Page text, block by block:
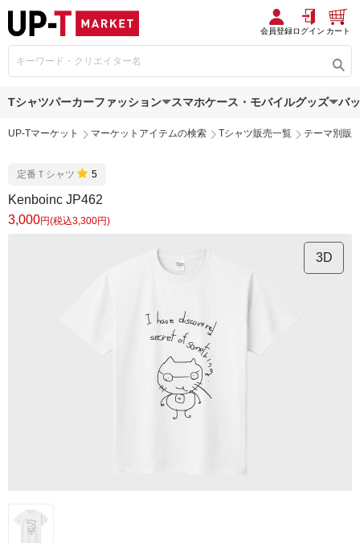
会員登録ログイン カート
Tシャツパーカーファッション スマホケース・モバイルグッズ バ
UP-Tマーケット マーケットアイテムの検索 Tシャツ販売一覧 テーマ別販
定番Ｔシャツ 5
Kenboinc JP462
3,000円(税込3,300円)
3D